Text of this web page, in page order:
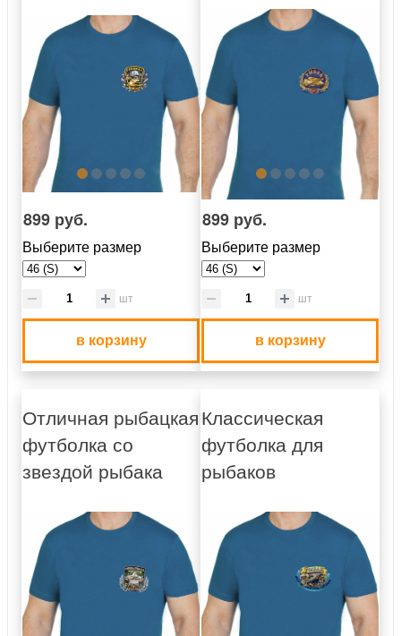
899 руб.
Выберите размер
шт
в корзину
899 руб.
Выберите размер
шт
в корзину
Отличная рыбацкая
футболка со
звездой рыбака
Классическая
футболка для
рыбаков